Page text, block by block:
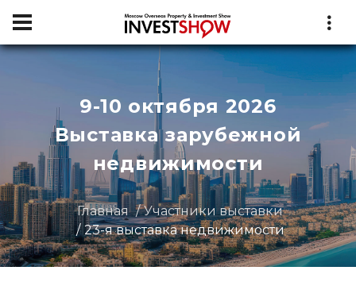
9-10 октября 2026
Выставка зарубежной
недвижимости
Главная
Участники выставки
23-я выставка недвижимости